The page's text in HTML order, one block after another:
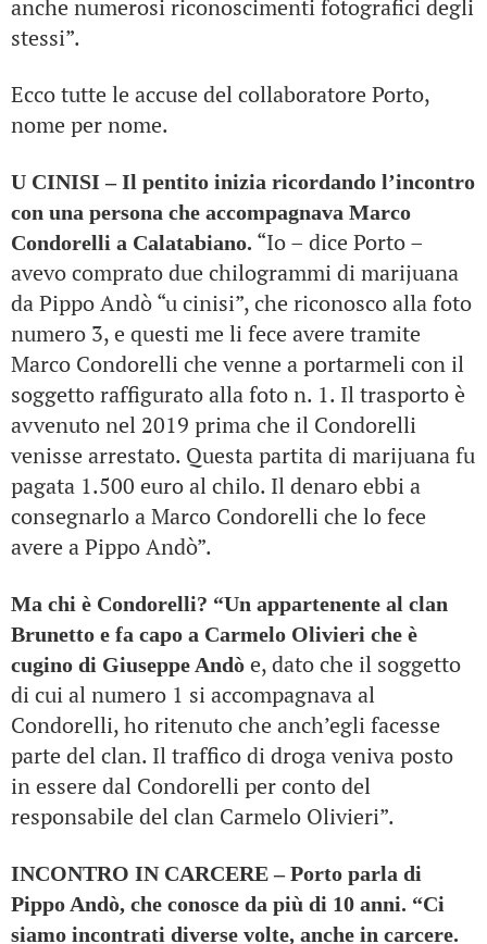
anche numerosi riconoscimenti fotografici degli
stessi”.
Ecco tutte le accuse del collaboratore Porto,
nome per nome.
U CINISI – Il pentito inizia ricordando l’incontro
con una persona che accompagnava Marco
Condorelli a Calatabiano. “Io – dice Porto –
avevo comprato due chilogrammi di marijuana
da Pippo Andò “u cinisi”, che riconosco alla foto
numero 3, e questi me li fece avere tramite
Marco Condorelli che venne a portarmeli con il
soggetto raffigurato alla foto n. 1. Il trasporto è
avvenuto nel 2019 prima che il Condorelli
venisse arrestato. Questa partita di marijuana fu
pagata 1.500 euro al chilo. Il denaro ebbi a
consegnarlo a Marco Condorelli che lo fece
avere a Pippo Andò”.
Ma chi è Condorelli? “Un appartenente al clan
Brunetto e fa capo a Carmelo Olivieri che è
cugino di Giuseppe Andò e, dato che il soggetto
di cui al numero 1 si accompagnava al
Condorelli, ho ritenuto che anch’egli facesse
parte del clan. Il traffico di droga veniva posto
in essere dal Condorelli per conto del
responsabile del clan Carmelo Olivieri”.
INCONTRO IN CARCERE – Porto parla di
Pippo Andò, che conosce da più di 10 anni. “Ci
siamo incontrati diverse volte, anche in carcere.